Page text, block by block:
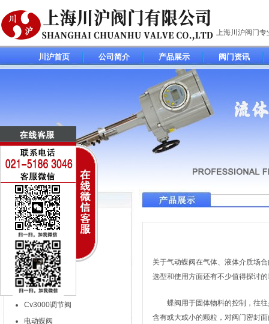
上海川沪阀门
川沪首页 公司简介 产品展示 阀门资讯
调节阀(控制阀)系列
电动调节阀
气动调节阀
特殊调节阀
自力式调节阀
Cv3000调节阀
电动蝶阀
关于气动蝶阀在气体、液体介质场
选型和使用方面还有不少值得探讨
蝶阀用于固体物料的控制，往往
含有或大或小的颗粒，对阀门密封